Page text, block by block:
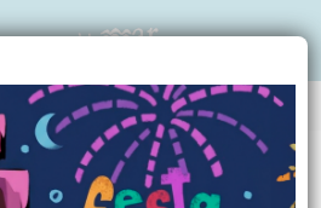
novembre 2008